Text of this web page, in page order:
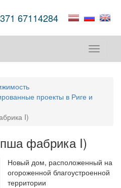
67114284
Toggle
проекты в Риге и
I)
фабрика I)
Новый дом, расположенный на
огороженной благоустроенной
территории